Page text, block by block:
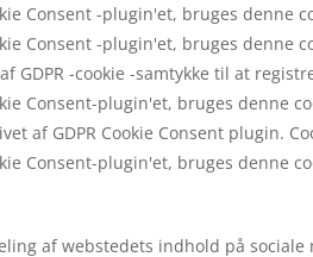
Consent -plugin'et, bruges
Consent -plugin'et, bruges
GDPR -cookie -samtykke til at
Consent-plugin'et, bruges denne
af GDPR Cookie Consent plugin.
Consent-plugin'et, bruges denne
af webstedets indhold på